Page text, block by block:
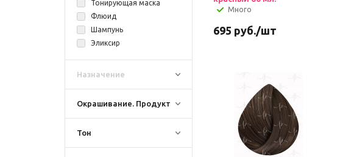
Тонирующая маска
Флюид
Шампунь
Эликсир
Назначение
Окрашивание. Продукт
Тон
Много
695 руб./шт